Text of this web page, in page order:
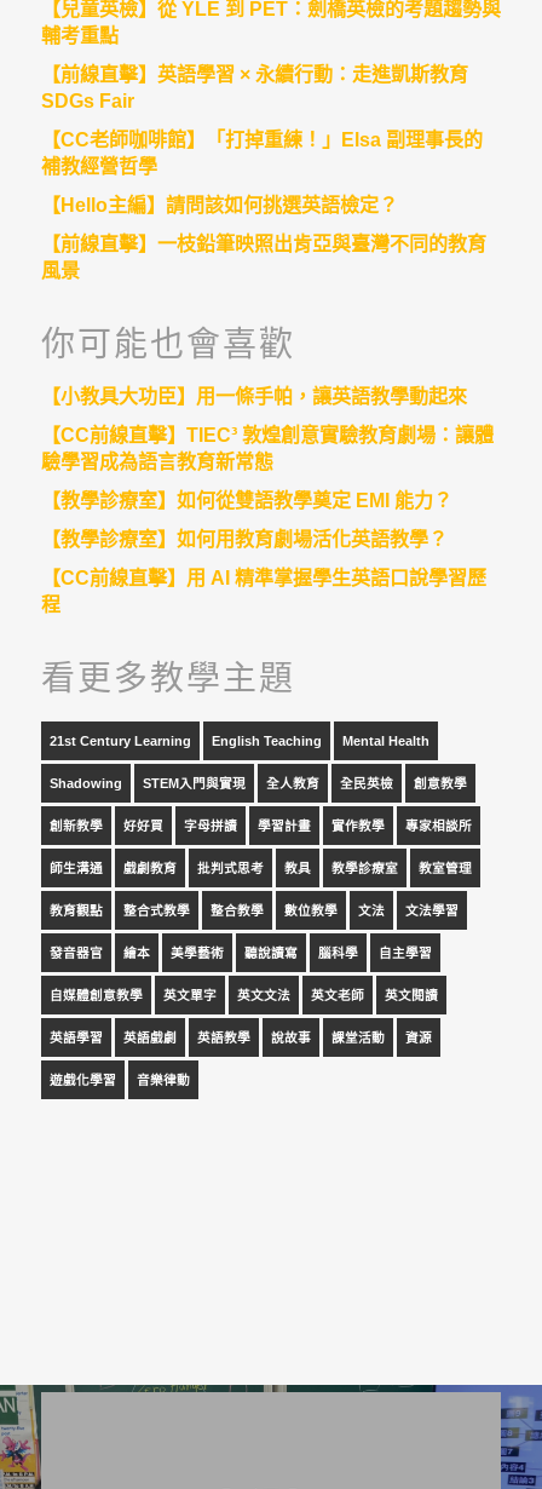
【兒童英檢】從 YLE 到 PET：劍橋英檢的考題趨勢與
輔考重點
【前線直擊】英語學習 × 永續行動：走進凱斯教育
SDGs Fair
【CC老師咖啡館】「打掉重練！」Elsa 副理事長的
補教經營哲學
【Hello主編】請問該如何挑選英語檢定？
【前線直擊】一枝鉛筆映照出肯亞與臺灣不同的教育
風景
你可能也會喜歡
【小教具大功臣】用一條手帕，讓英語教學動起來
【CC前線直擊】TIEC³ 敦煌創意實驗教育劇場：讓體
驗學習成為語言教育新常態
【教學診療室】如何從雙語教學奠定 EMI 能力？
【教學診療室】如何用教育劇場活化英語教學？
【CC前線直擊】用 AI 精準掌握學生英語口說學習歷
程
看更多教學主題
21st Century Learning English Teaching Mental Health
Shadowing STEM入門與實現 全人教育 全民英檢 創意教學
創新教學 好好買 字母拼讀 學習計畫 實作教學 專家相談所
師生溝通 戲劇教育 批判式思考 教具 教學診療室 教室管理
教育觀點 整合式教學 整合教學 數位教學 文法 文法學習
發音器官 繪本 美學藝術 聽說讀寫 腦科學 自主學習
自媒體創意教學 英文單字 英文文法 英文老師 英文閱讀
英語學習 英語戲劇 英語教學 說故事 課堂活動 資源
遊戲化學習 音樂律動